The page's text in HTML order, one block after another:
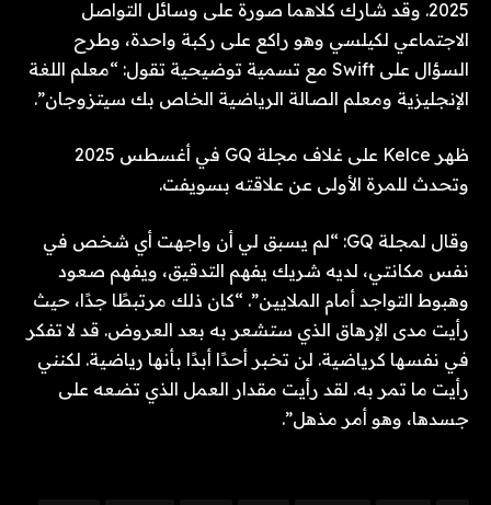
2025. وقد شارك كلاهما صورة على وسائل التواصل
الاجتماعي لكيلسي وهو راكع على ركبة واحدة، وطرح
السؤال على Swift مع تسمية توضيحية تقول: “معلم اللغة
الإنجليزية ومعلم الصالة الرياضية الخاص بك سيتزوجان”.
ظهر Kelce على غلاف مجلة GQ في أغسطس 2025
وتحدث للمرة الأولى عن علاقته بسويفت.
وقال لمجلة GQ: “لم يسبق لي أن واجهت أي شخص في
نفس مكانتي، لديه شريك يفهم التدقيق، ويفهم صعود
وهبوط التواجد أمام الملايين”. “كان ذلك مرتبطًا جدًا، حيث
رأيت مدى الإرهاق الذي ستشعر به بعد العروض. قد لا تفكر
في نفسها كرياضية. لن تخبر أحدًا أبدًا بأنها رياضية. لكنني
رأيت ما تمر به. لقد رأيت مقدار العمل الذي تضعه على
جسدها، وهو أمر مذهل”.